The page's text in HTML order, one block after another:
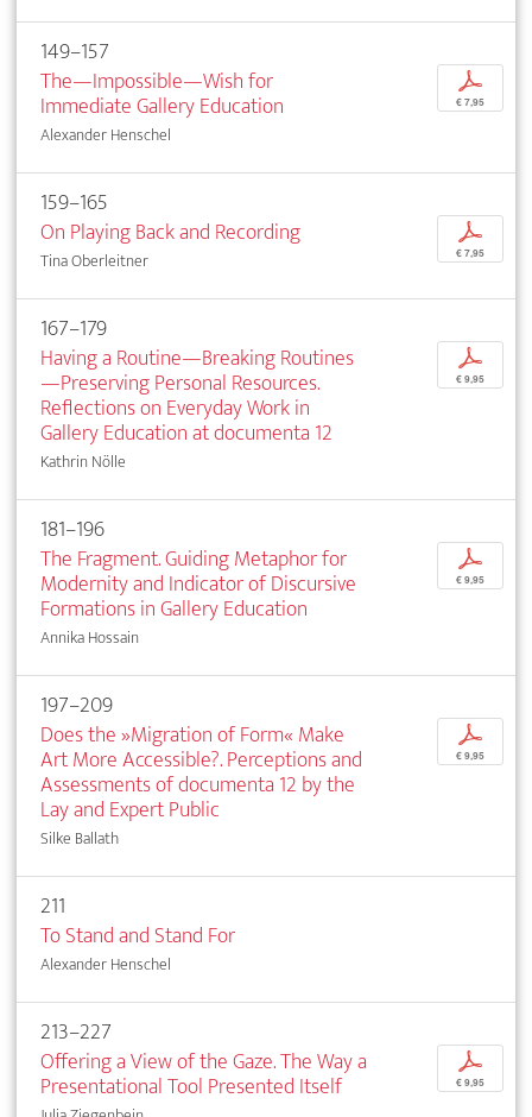
149–157
The—Impossible—Wish for
Immediate Gallery Education
Alexander Henschel
p
€ 7,95
159–165
On Playing Back and Recording
Tina Oberleitner
p
€ 7,95
167–179
Having a Routine—Breaking Routines
—Preserving Personal Resources.
Reflections on Everyday Work in
Gallery Education at documenta 12
Kathrin Nölle
p
€ 9,95
181–196
The Fragment. Guiding Metaphor for
Modernity and Indicator of Discursive
Formations in Gallery Education
Annika Hossain
p
€ 9,95
197–209
Does the »Migration of Form« Make
Art More Accessible?. Perceptions and
Assessments of documenta 12 by the
Lay and Expert Public
Silke Ballath
p
€ 9,95
211
To Stand and Stand For
Alexander Henschel
213–227
Offering a View of the Gaze. The Way a
Presentational Tool Presented Itself
p
€ 9,95